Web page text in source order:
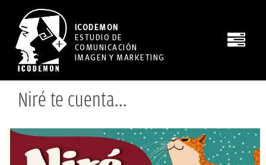
ICODEMON
ESTUDIO DE
COMUNICACIÓN
IMAGEN Y MARKETING
Niré te cuenta...